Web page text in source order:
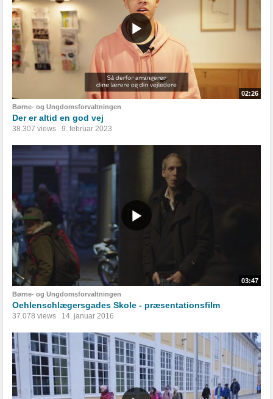
02:26
Børne- og Ungdomsforvaltningen
Der er altid en god vej
38.307 views 9. februar 2023
03:47
Børne- og Ungdomsforvaltningen
Oehlenschlægersgades Skole - præsentationsfilm
37.078 views 14. januar 2016